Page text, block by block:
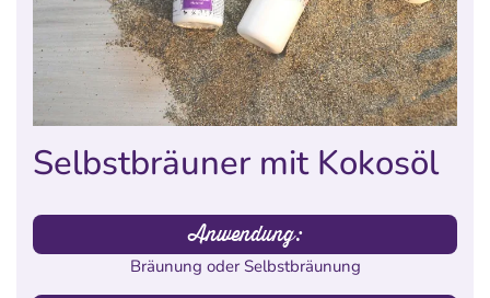
Selbstbräuner mit Kokosöl
Anwendung:
Bräunung oder Selbstbräunung